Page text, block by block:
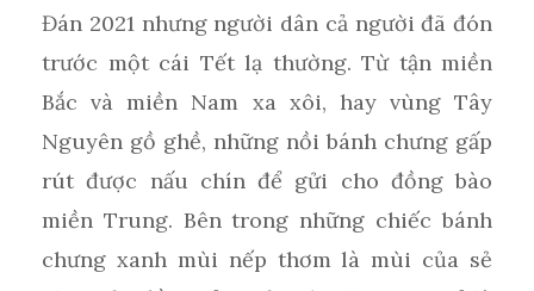
Đán 2021 nhưng người dân cả người đã đón
trước một cái Tết lạ thường. Từ tận miền
Bắc và miền Nam xa xôi, hay vùng Tây
Nguyên gồ ghề, những nồi bánh chưng gấp
rút được nấu chín để gửi cho đồng bào
miền Trung. Bên trong những chiếc bánh
chưng xanh mùi nếp thơm là mùi của sẻ